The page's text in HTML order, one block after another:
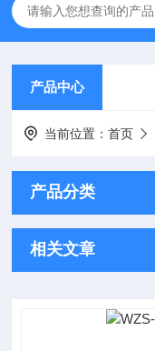
产品中心
当前位置：首页
产品分类
相关文章